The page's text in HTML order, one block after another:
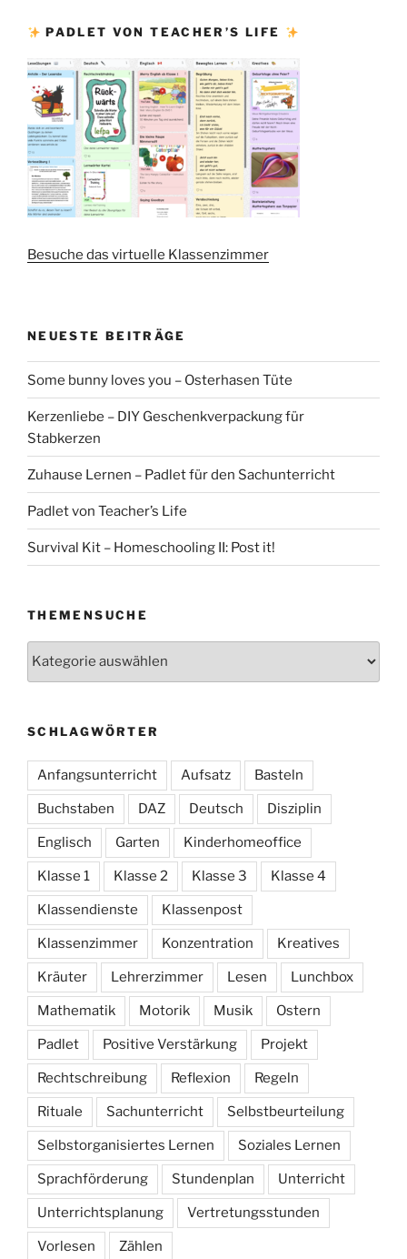
PADLET VON TEACHER’S LIFE
Besuche das virtuelle Klassenzimmer
NEUESTE BEITRÄGE
Some bunny loves you – Osterhasen Tüte
Kerzenliebe – DIY Geschenkverpackung für
Stabkerzen
Zuhause Lernen – Padlet für den Sachunterricht
Padlet von Teacher’s Life
Survival Kit – Homeschooling II: Post it!
THEMENSUCHE
SCHLAGWÖRTER
Anfangsunterricht Aufsatz Basteln
Buchstaben DAZ Deutsch Disziplin
Englisch Garten Kinderhomeoffice
Klasse 1 Klasse 2 Klasse 3 Klasse 4
Klassendienste Klassenpost
Klassenzimmer Konzentration Kreatives
Kräuter Lehrerzimmer Lesen Lunchbox
Mathematik Motorik Musik Ostern
Padlet Positive Verstärkung Projekt
Rechtschreibung Reflexion Regeln
Rituale Sachunterricht Selbstbeurteilung
Selbstorganisiertes Lernen Soziales Lernen
Sprachförderung Stundenplan Unterricht
Unterrichtsplanung Vertretungsstunden
Vorlesen Zählen